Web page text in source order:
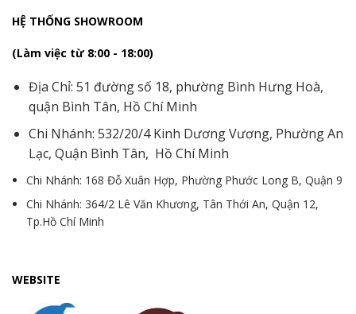
HỆ THỐNG SHOWROOM
(Làm việc từ 8:00 - 18:00)
Địa Chỉ: 51 đường số 18, phường Bình Hưng Hoà,
quận Bình Tân, Hồ Chí Minh
Chi Nhánh: 532/20/4 Kinh Dương Vương, Phường An
Lạc, Quận Bình Tân, Hồ Chí Minh
Chi Nhánh: 168 Đỗ Xuân Hợp, Phường Phước Long B, Quận 9
Chi Nhánh: 364/2 Lê Văn Khương, Tân Thới An, Quận 12,
Tp.Hồ Chí Minh
WEBSITE